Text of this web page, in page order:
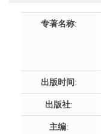
专著名称:
出版时间:
出版社:
主编: